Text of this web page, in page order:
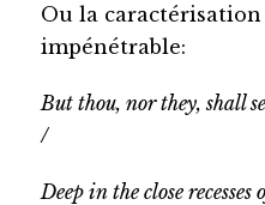
Ou la caractérisation
impénétrable:
But thou, nor they, shall
/
Deep in the close recesses